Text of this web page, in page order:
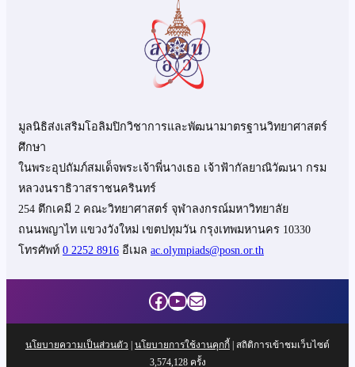
มูลนิธิส่งเสริมโอลิมปิกวิชาการและพัฒนามาตรฐานวิทยาศาสตร์
ศึกษา
ในพระอุปถัมภ์สมเด็จพระเจ้าพี่นางเธอ เจ้าฟ้ากัลยาณิวัฒนา กรม
หลวงนราธิวาสราชนครินทร์
254 ตึกเคมี 2 คณะวิทยาศาสตร์ จุฬาลงกรณ์มหาวิทยาลัย
ถนนพญาไท แขวงวังใหม่ เขตปทุมวัน กรุงเทพมหานคร 10330
โทรศัพท์ 0 2252 8916 อีเมล ac.olympiads@posn.or.th
Facebook
YouTube
Mail
นโยบายความเป็นส่วนตัว | นโยบายการใช้งานคุกกี้ | สถิติการเข้าชมเว็บไซต์
3,574,128ครั้ง